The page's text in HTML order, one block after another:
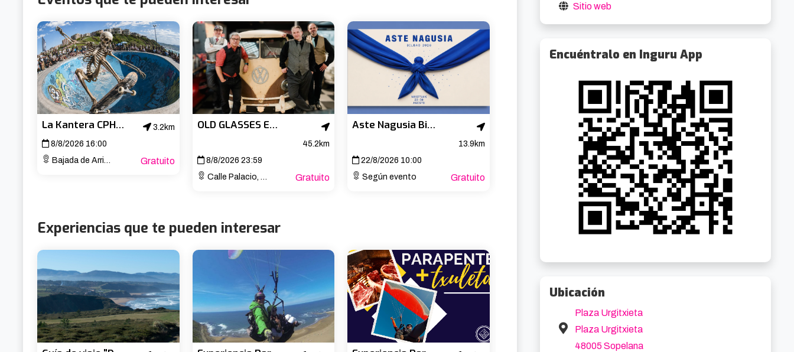
Ver en lace de tickets para inscribirse
La Kantera CPH Open 2026
3.2km
8/8/2026 16:00
Bajada de Arrigunaga Kalea
Gratuito
OLD GLASSES EN EL ROCK HOUSE DE NOJA
45.2km
8/8/2026 23:59
Calle Palacio, 8, Noja, Cantabria
Gratuito
Aste Nagusia Bilbao 2026
13.9km
22/8/2026 10:00
Según evento
Gratuito
Experiencias que te pueden interesar
Sitio web
Encuéntralo en Inguru App
Ubicación
Plaza Urgitxieta
Plaza Urgitxieta
48005 Sopelana